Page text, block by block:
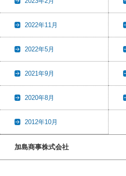
2022年11月
2022年5月
2021年9月
2020年8月
2012年10月
加島商事株式会社